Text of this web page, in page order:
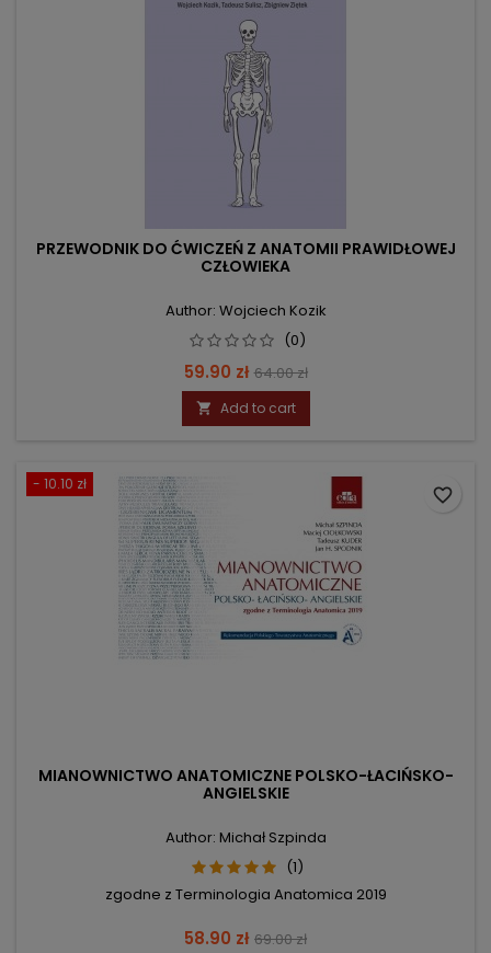
PRZEWODNIK DO ĆWICZEŃ Z ANATOMII PRAWIDŁOWEJ
CZŁOWIEKA
Author: Wojciech Kozik
(0)
Price
59.90 zł Regular
price
64.00 zł
 Add to cart
- 10.10 zł
MIANOWNICTWO ANATOMICZNE POLSKO-ŁACIŃSKO-
ANGIELSKIE
Author: Michał Szpinda
(1)
zgodne z Terminologia Anatomica 2019
Price
58.90 zł Regular
69.00 zł
favorite_border